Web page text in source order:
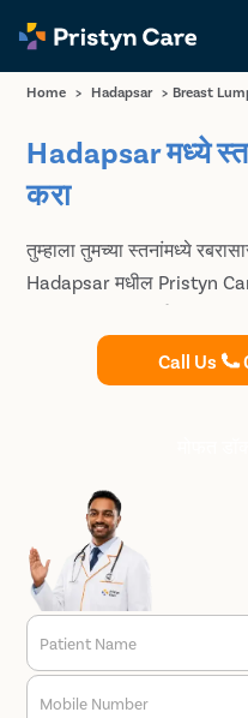
Home > Hadapsar > Breast
Hadapsar मध्ये
करा
तुम्हाला तुमच्या स्तनांमध्ये
Hadapsar मधील Pristyn
कमी डाग असलेल्या स्तनाच्या
स्पेशलायझेशन आहे. ब्रेस्ट लम्प
Call Us
Patient Name
Mobile Number